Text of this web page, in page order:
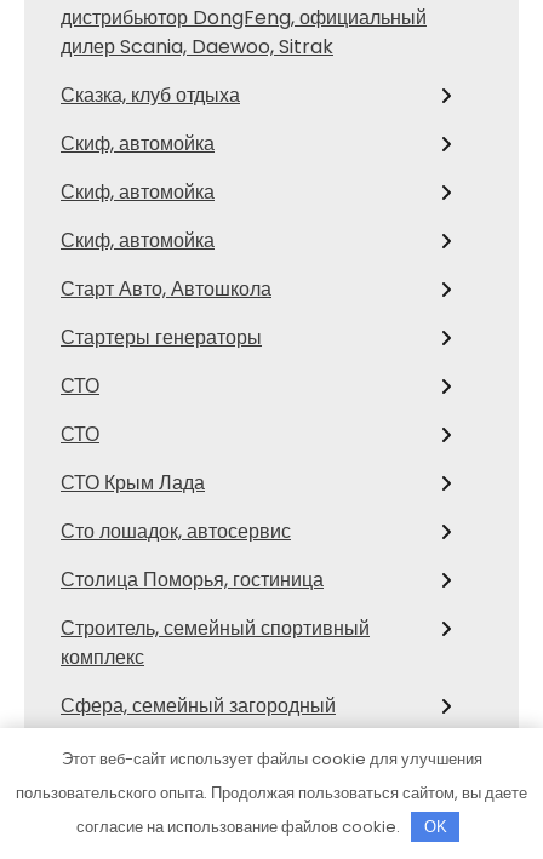
дистрибьютор DongFeng, официальный
дилер Scania, Daewoo, Sitrak
Сказка, клуб отдыха
Скиф, автомойка
Скиф, автомойка
Скиф, автомойка
Старт Авто, Автошкола
Стартеры генераторы
СТО
СТО
СТО Крым Лада
Сто лошадок, автосервис
Столица Поморья, гостиница
Строитель, семейный спортивный
комплекс
Сфера, семейный загородный
комплекс
Сход развал
Сход-развал, Шиномонтаж
Этот веб-сайт использует файлы cookie для улучшения
пользовательского опыта. Продолжая пользоваться сайтом, вы даете
согласие на использование файлов cookie.
OK